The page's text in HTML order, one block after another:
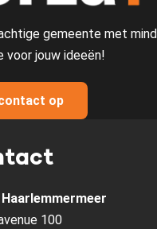
gemeente met
voor jouw ideeën!
op
Haarlemmermeer
100